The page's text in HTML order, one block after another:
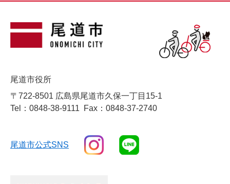
尾道市役所
〒722-8501 広島県尾道市久保一丁目15-1
Tel：0848-38-9111
Fax：0848-37-2740
尾道市公式SNS